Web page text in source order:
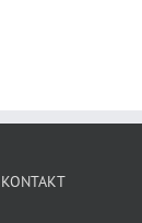
KONTAKT